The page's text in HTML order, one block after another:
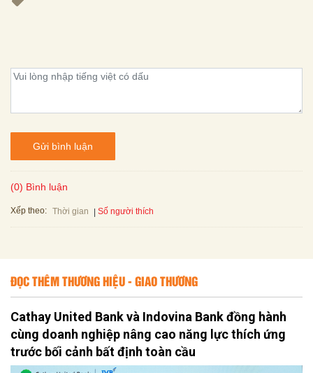
Gửi bình luận
(0) Bình luận
Xếp theo: Thời gian Số người thích
ĐỌC THÊM THƯƠNG HIỆU - GIAO THƯƠNG
Cathay United Bank và Indovina Bank đồng hành
cùng doanh nghiệp nâng cao năng lực thích ứng
trước bối cảnh bất định toàn cầu